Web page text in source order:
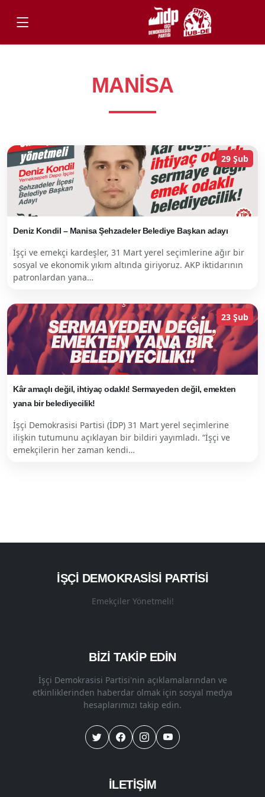
MANISA
29 Şub
Deniz Kondil – Manisa Şehzadeler Belediye Başkan adayı
İşçi ve emekçi kardeşler, 31 Mart yerel seçimlerine ağır bir
sosyal ve ekonomik yıkım altında giriyoruz. AKP iktidarının
patronlardan yana…
23 Şub
Kâr amaçlı değil, ihtiyaç odaklı! Sermayeden değil, emekten
yana bir belediyecilik!
İşçi Demokrasisi Partisi (İDP) 31 Mart yerel seçimlerine
ilişkin tutumunu açıklayan bir bildiri yayımladı. “İşçi ve
emekçilerin her zaman kendi…
İŞÇI DEMOKRASISI PARTISI
Emekçiler Yönetmeli!
BİZİ TAKİP EDİN
İşçi Demokrasisi Partisi'nin açıklamalarından ve
etkinliklerinden haberdar olmak için sosyal medya
hesaplarımızı takip edin.
İLETİŞİM